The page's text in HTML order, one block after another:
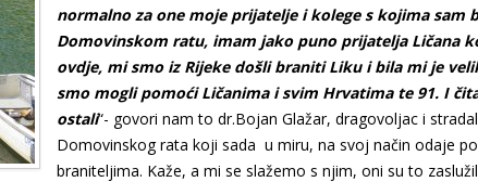
normalno za one moje prijatelje i kolege s kojima sam
Domovinskom ratu, imam jako puno prijatelja Ličana
ovdje, mi smo iz Rijeke došli braniti Liku i bila mi je
smo mogli pomoći Ličanima i svim Hrvatima te 91. I
ostali“- govori nam to dr.Bojan Glažar, dragovoljac i
Domovinskog rata koji sada u miru, na svoj način odaje
braniteljima. Kaže, a mi se slažemo s njim, oni su to